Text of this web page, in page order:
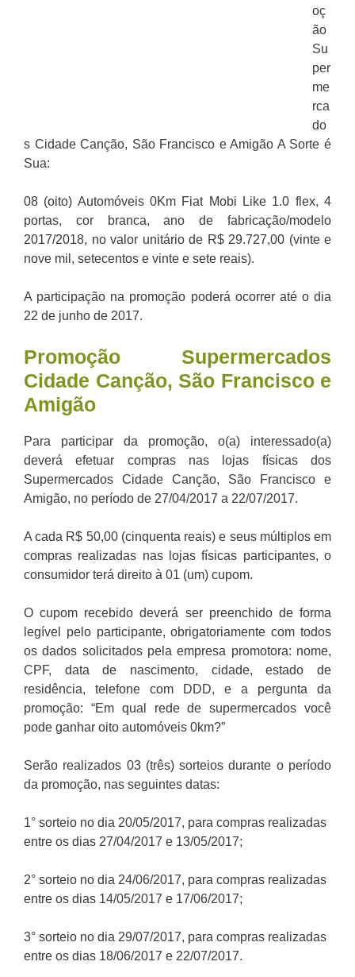
oç
ão
Su
per
me
rca
do
s Cidade Canção, São Francisco e Amigão A Sorte é
Sua:
08 (oito) Automóveis 0Km Fiat Mobi Like 1.0 flex, 4
portas, cor branca, ano de fabricação/modelo
2017/2018, no valor unitário de R$ 29.727,00 (vinte e
nove mil, setecentos e vinte e sete reais).
A participação na promoção poderá ocorrer até o dia
22 de junho de 2017.
Promoção Supermercados
Cidade Canção, São Francisco e
Amigão
Para participar da promoção, o(a) interessado(a)
deverá efetuar compras nas lojas físicas dos
Supermercados Cidade Canção, São Francisco e
Amigão, no período de 27/04/2017 a 22/07/2017.
A cada R$ 50,00 (cinquenta reais) e seus múltiplos em
compras realizadas nas lojas físicas participantes, o
consumidor terá direito à 01 (um) cupom.
O cupom recebido deverá ser preenchido de forma
legível pelo participante, obrigatoriamente com todos
os dados solicitados pela empresa promotora: nome,
CPF, data de nascimento, cidade, estado de
residência, telefone com DDD, e a pergunta da
promoção: “Em qual rede de supermercados você
pode ganhar oito automóveis 0km?”
Serão realizados 03 (três) sorteios durante o período
da promoção, nas seguintes datas:
1° sorteio no dia 20/05/2017, para compras realizadas
entre os dias 27/04/2017 e 13/05/2017;
2° sorteio no dia 24/06/2017, para compras realizadas
entre os dias 14/05/2017 e 17/06/2017;
3° sorteio no dia 29/07/2017, para compras realizadas
entre os dias 18/06/2017 e 22/07/2017.